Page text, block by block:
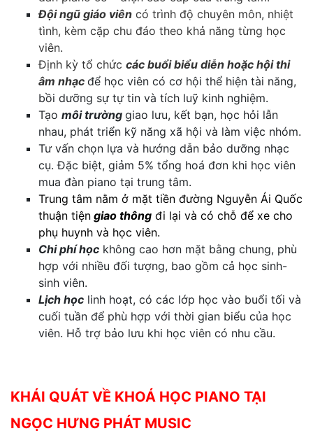
Đội ngũ giáo viên có trình độ chuyên môn, nhiệt
tình, kèm cặp chu đáo theo khả năng từng học
viên.
Định kỳ tổ chức các buổi biểu diễn hoặc hội thi
âm nhạc để học viên có cơ hội thể hiện tài năng,
bồi dưỡng sự tự tin và tích luỹ kinh nghiệm.
Tạo môi trường giao lưu, kết bạn, học hỏi lẫn
nhau, phát triển kỹ năng xã hội và làm việc nhóm.
Tư vấn chọn lựa và hướng dẫn bảo dưỡng nhạc
cụ. Đặc biệt, giảm 5% tổng hoá đơn khi học viên
mua đàn piano tại trung tâm.
Trung tâm nằm ở mặt tiền đường Nguyễn Ái Quốc
thuận tiện giao thông đi lại và có chỗ để xe cho
phụ huynh và học viên.
Chi phí học không cao hơn mặt bằng chung, phù
hợp với nhiều đối tượng, bao gồm cả học sinh-
sinh viên.
Lịch học linh hoạt, có các lớp học vào buổi tối và
cuối tuần để phù hợp với thời gian biểu của học
viên. Hỗ trợ bảo lưu khi học viên có nhu cầu.
KHÁI QUÁT VỀ KHOÁ HỌC PIANO TẠI
NGỌC HƯNG PHÁT MUSIC